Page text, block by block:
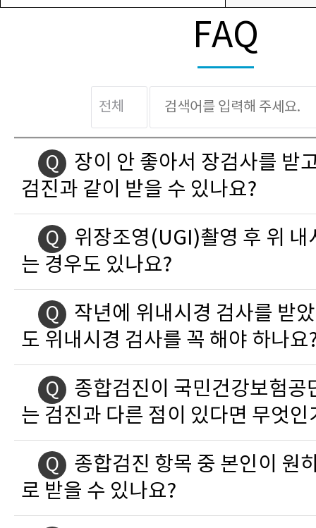
FAQ
Q
장이 안 좋아서 장검사를 받
검진과 같이 받을 수 있나요?
Q
위장조영(UGI)촬영 후 위 내
는 경우도 있나요?
Q
작년에 위내시경 검사를 받
도 위내시경 검사를 꼭 해야 하나요
Q
종합검진이 국민건강보험공
는 검진과 다른 점이 있다면 무엇인
Q
종합검진 항목 중 본인이 원
로 받을 수 있나요?